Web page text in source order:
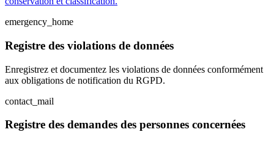
emergency_home
Registre des violations de données
Enregistrez et documentez les violations de données conformément
aux obligations de notification du RGPD.
contact_mail
Registre des demandes des personnes concernées